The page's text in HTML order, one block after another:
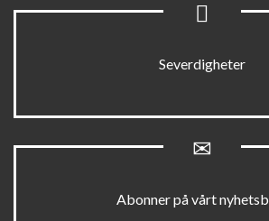
Severdigheter
Abonner på vårt